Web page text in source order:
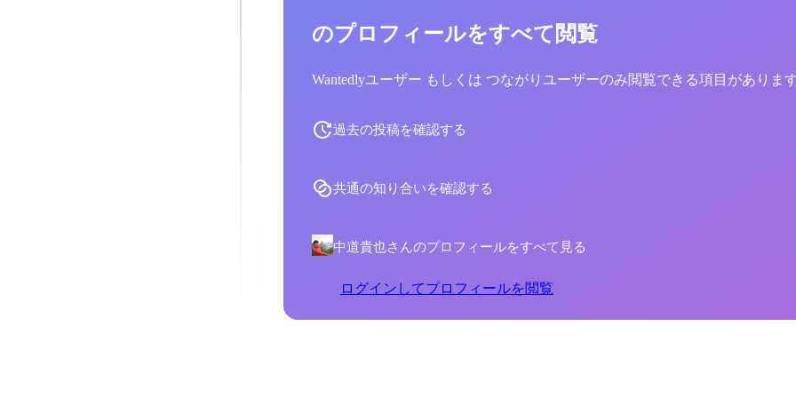
のプロフィールをすべて閲覧
Wantedlyユーザー もしくは つながりユーザーのみ閲覧できる項目がありま
過去の投稿を確認する
共通の知り合いを確認する
中道貴也さんのプロフィールをすべて見る
ログインしてプロフィールを閲覧